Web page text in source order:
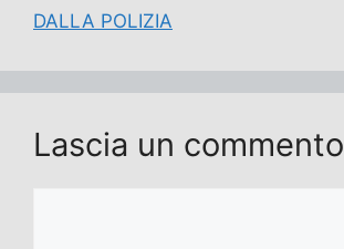
DALLA POLIZIA
Lascia un commento